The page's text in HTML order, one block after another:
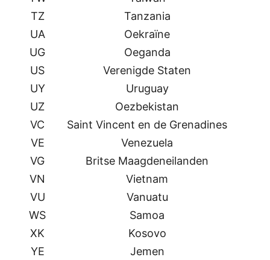
TZ
Tanzania
UA
Oekraïne
UG
Oeganda
US
Verenigde Staten
UY
Uruguay
UZ
Oezbekistan
VC
Saint Vincent en de Grenadines
VE
Venezuela
VG
Britse Maagdeneilanden
VN
Vietnam
VU
Vanuatu
WS
Samoa
XK
Kosovo
YE
Jemen